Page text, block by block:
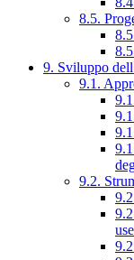
8.5.
9. Sviluppo
9.1.
9.2.
use